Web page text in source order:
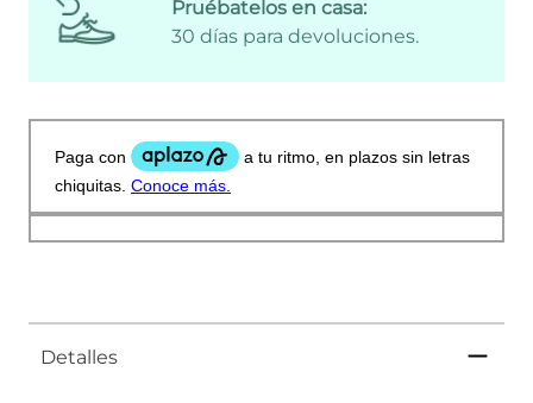
Pruébatelos en casa:
30 días para devoluciones.
Detalles